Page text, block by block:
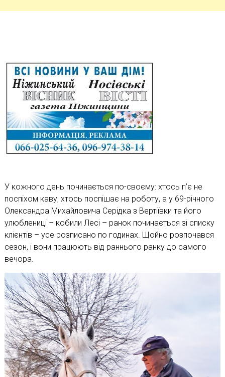
У кожного день починається по-своєму: хтось п’є не
поспіхом каву, хтось поспішає на роботу, а у 69-річного
Олександра Михайловича Серідка з Вертіївки та його
улюблениці – кобили Лесі – ранок починається зі списку
клієнтів – усе розписано по годинах. Щойно розпочався
сезон, і вони працюють від раннього ранку до самого
вечора.